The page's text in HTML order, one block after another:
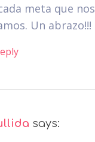
meta que nos
Un abrazo!!!
says: